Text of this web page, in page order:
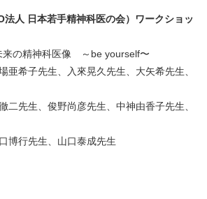
人 日本若手精神科医の会）ワークショッ
の精神科医像 ～be yourself〜
希子先生、入來晃久先生、大矢希先生、
先生、俊野尚彦先生、中神由香子先生、
行先生、山口泰成先生